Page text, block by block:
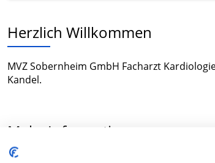
Herzlich Willkommen
MVZ Sobernheim GmbH Facharzt
Kandel.
Mehr Informationen